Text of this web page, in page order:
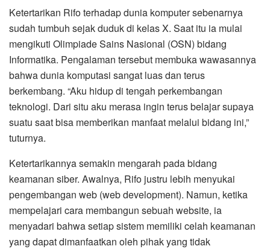
Ketertarikan Rifo terhadap dunia komputer sebenarnya
sudah tumbuh sejak duduk di kelas X. Saat itu ia mulai
mengikuti Olimpiade Sains Nasional (OSN) bidang
Informatika. Pengalaman tersebut membuka wawasannya
bahwa dunia komputasi sangat luas dan terus
berkembang. “Aku hidup di tengah perkembangan
teknologi. Dari situ aku merasa ingin terus belajar supaya
suatu saat bisa memberikan manfaat melalui bidang ini,”
tuturnya.
Ketertarikannya semakin mengarah pada bidang
keamanan siber. Awalnya, Rifo justru lebih menyukai
pengembangan web (web development). Namun, ketika
mempelajari cara membangun sebuah website, ia
menyadari bahwa setiap sistem memiliki celah keamanan
yang dapat dimanfaatkan oleh pihak yang tidak